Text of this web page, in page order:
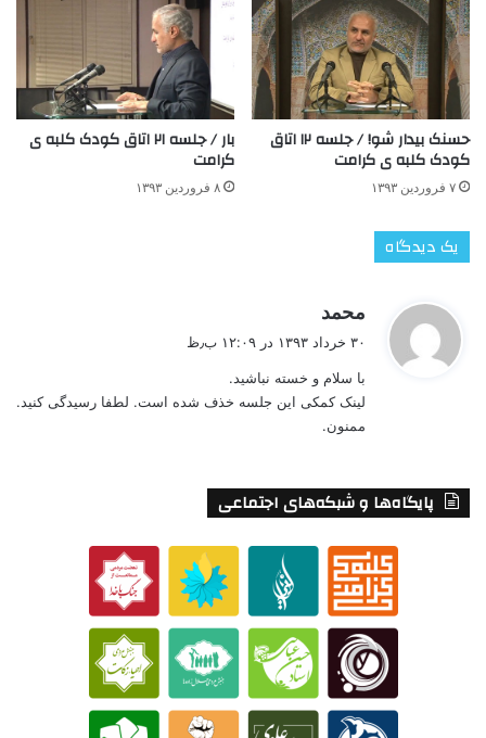
حسنک بيدار شو! / جلسه ۱۲ اتاق
کودک کلبه ی کرامت
۷ فروردین ۱۳۹۳
بار / جلسه ۲۱ اتاق کودک کلبه ی
کرامت
۸ فروردین ۱۳۹۳
یک دیدگاه
محمد
ف
:
۳۰ خرداد ۱۳۹۳ در ۱۲:۰۹ ب٫ظ
با سلام و خسته نباشید.
لینک کمکی این جلسه خذف شده است. لطفا رسیدگی کنید.
ممنون.
پایگاه‌ها و شبکه‌های اجتماعی